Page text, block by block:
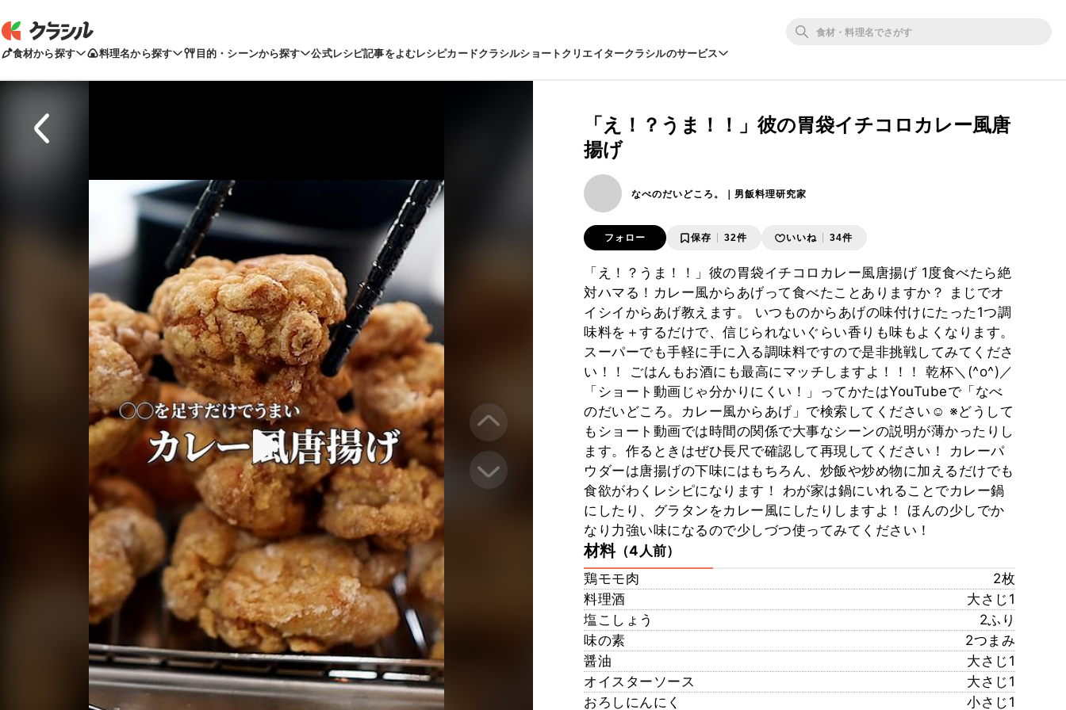
食材から探す 料理名から探す 目的・シーンから探す 公式レシピ記事をよむレシピカードクラシルショートクリエイタークラシルのサービス
「え！？うま！！」彼の胃袋イチコロカレー風唐
揚げ
なべのだいどころ。｜男飯料理研究家
フォロー 保存 32件 いいね 34件
「え！？うま！！」彼の胃袋イチコロカレー風唐揚げ 1度食べたら絶
対ハマる！カレー風からあげって食べたことありますか？ まじでオ
イシイからあげ教えます。 いつものからあげの味付けにたった1つ調
味料を＋するだけで、信じられないぐらい香りも味もよくなります。
スーパーでも手軽に手に入る調味料ですので是非挑戦してみてくださ
い！！ ごはんもお酒にも最高にマッチしますよ！！！ 乾杯＼(^o^)／
「ショート動画じゃ分かりにくい！」ってかたはYouTubeで「なべ
のだいどころ。カレー風からあげ」で検索してください☺️ ※どうして
もショート動画では時間の関係で大事なシーンの説明が薄かったりし
ます。作るときはぜひ長尺で確認して再現してください！ カレーパ
ウダーは唐揚げの下味にはもちろん、炒飯や炒め物に加えるだけでも
食欲がわくレシピになります！ わが家は鍋にいれることでカレー鍋
にしたり、グラタンをカレー風にしたりしますよ！ ほんの少しでか
なり力強い味になるので少しづつ使ってみてください！
材料（4人前）
鶏モモ肉
2枚
料理酒
大さじ1
塩こしょう
2ふり
味の素
2つまみ
醤油
大さじ1
オイスターソース
大さじ1
おろしにんにく
小さじ1